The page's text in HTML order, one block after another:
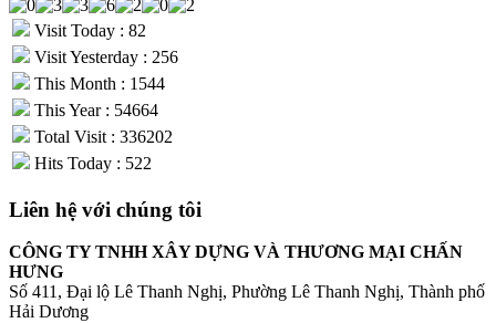
Visit Today : 82
Visit Yesterday : 256
This Month : 1544
This Year : 54664
Total Visit : 336202
Hits Today : 522
Liên hệ với chúng tôi
CÔNG TY TNHH XÂY DỰNG VÀ THƯƠNG MẠI CHẤN
HƯNG
Số 411, Đại lộ Lê Thanh Nghị, Phường Lê Thanh Nghị, Thành phố
Hải Dương